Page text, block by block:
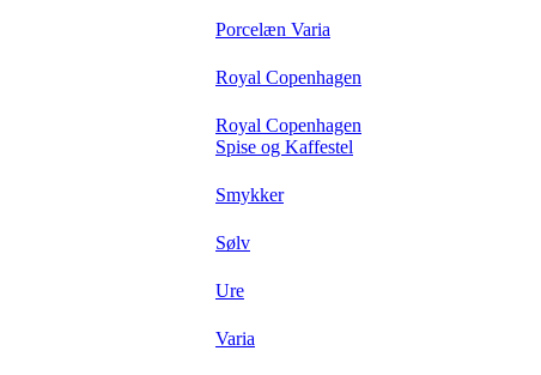
Porcelæn Varia
Royal Copenhagen
Royal Copenhagen
Spise og Kaffestel
Smykker
Sølv
Ure
Varia